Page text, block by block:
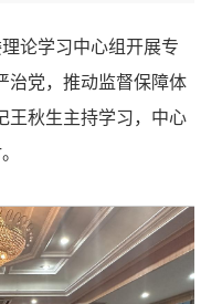
论学习中心组开展专
治党，推动监督保障体
王秋生主持学习，中心